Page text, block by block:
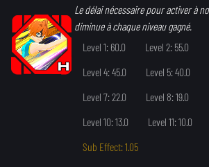
Le délai nécessaire pour activer à
diminue à chaque niveau gagné.
Level 1: 60.0
Level 2: 55.0
Level 4: 45.0
Level 5: 40.0
Level 7: 22.0
Level 8: 19.0
Level 10: 13.0
Level 11: 10.0
Sub Effect: 1.05